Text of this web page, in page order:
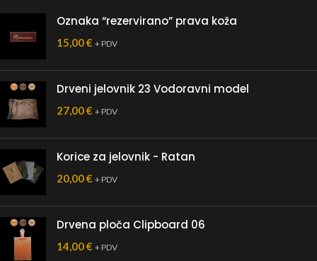
Oznaka “rezervirano” prava koža
15,00€ + PDV
Drveni jelovnik 23 Vodoravni model
27,00€ + PDV
Korice za jelovnik - Ratan
20,00€ + PDV
Drvena ploča Clipboard 06
14,00€ + PDV